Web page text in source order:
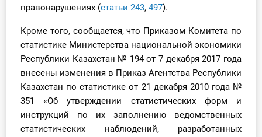
правонарушениях (статьи 243, 497).
Кроме того, сообщается, что Приказом Комитета по
статистике Министерства национальной экономики
Республики Казахстан № 194 от 7 декабря 2017 года
внесены изменения в Приказ Агентства Республики
Казахстан по статистике от 21 декабря 2010 года №
351 «Об утверждении статистических форм и
инструкций по их заполнению ведомственных
статистических наблюдений, разработанных